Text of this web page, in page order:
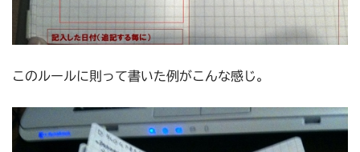
このルールに則って書いた例がこんな感じ。